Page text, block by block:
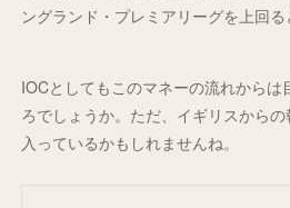
ングランド・プレミアリーグを上回る
IOCとしてもこのマネーの流れからは
ろでしょうか。ただ、イギリスから
入っているかもしれませんね。